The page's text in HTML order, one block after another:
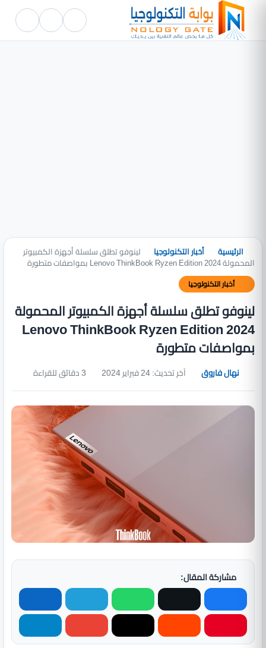
الرئيسية أخبار التكنولوجيا لينوفو تطلق سلسلة أجهزة الكمبيوتر
المحمولة Lenovo ThinkBook Ryzen Edition 2024 بمواصفات متطورة
أخبار التكنولوجيا
لينوفو تطلق سلسلة أجهزة الكمبيوتر المحمولة
Lenovo ThinkBook Ryzen Edition 2024
بمواصفات متطورة
نهال فاروق آخر تحديث: 24 فبراير 2024
مشاركة المقال: